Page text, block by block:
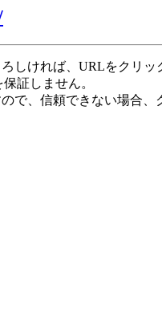
しければ、URLをクリ
証しません。
で、信頼できない場合、